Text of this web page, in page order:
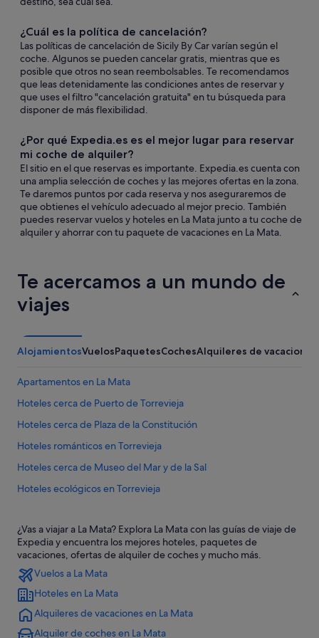
¿Cuál es la política de cancelación?
Las políticas de cancelación de Sicily By Car varían según el
coche. Algunos se pueden cancelar gratis, mientras que es
posible que otros no sean reembolsables. Te recomendamos
que leas detenidamente las condiciones antes de reservar y
que uses el filtro "cancelación gratuita" en tu búsqueda para
disponer de más flexibilidad.
¿Por qué Expedia.es es el mejor lugar para reservar
mi coche de alquiler?
El sitio en el que reservas es importante. Expedia.es cuenta con
una amplia selección de coches y las mejores ofertas en la zona.
Te daremos puntos por cada reserva y nos aseguraremos de
que obtienes el vehículo adecuado al mejor precio. También
puedes reservar vuelos y hoteles en La Mata junto a tu coche de
alquiler y ahorrar con tu paquete de vacaciones en La Mata.
Te acercamos a un mundo de
viajes
AlojamientosVuelosPaquetesCochesAlquileres de vacaciones
Apartamentos en La Mata
Hoteles cerca de Puerto de Torrevieja
Hoteles cerca de Plaza de la Constitución
Hoteles románticos en Torrevieja
Hoteles cerca de Museo del Mar y de la Sal
Hoteles ecológicos en Torrevieja
Pensiones en Torrevieja
Hoteles baratos en Torrevieja
Apartoteles en La Mata
Villas en La Mata
Hoteles con gimnasio en Torrevieja
¿Vas a viajar a La Mata? Explora La Mata con las guías de viaje de
Expedia y encuentra los mejores hoteles, paquetes de
vacaciones, ofertas de alquiler de coches y mucho más.
Vuelos a La Mata
Hoteles en La Mata
Alquileres de vacaciones en La Mata
Alquiler de coches en La Mata